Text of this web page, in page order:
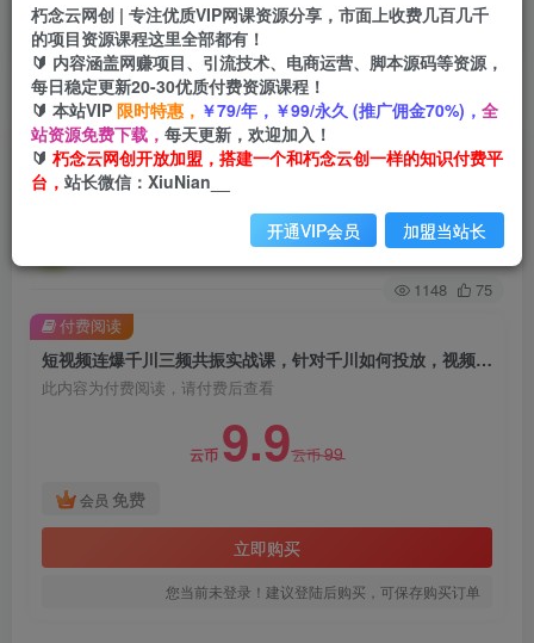
四导航 导航
APP下载
GO
首页 创业课程 会员免费 正文
短视频连爆千川三频共振实战课，针对千川如何投
放，视频如何打爆专门讲解
关注 私信
1148 75
短视频连爆千川三频共振实战课，针对千川如何投放，视频如何打爆专门讲解
此内容为付费阅读，请付费后查看
云币 9.9云币99
会员 免费
立即购买
您当前未登录！建议登陆后购买，可保存购买订单
付费阅读
朽念云网创 | 专注优质VIP网课资源分享，市面上收费几百几千
的项目资源课程这里全部都有！
🔰 内容涵盖网赚项目、引流技术、电商运营、脚本源码等资源，
每日稳定更新20-30优质付费资源课程！
🔰 本站VIP 限时特惠， ￥79/年，￥99/永久 (推广佣金70%)， 全
站资源免费下载， 每天更新，欢迎加入！
🔰 朽念云网创开放加盟，搭建一个和朽念云创一样的知识付费平
台， 站长微信：XiuNian__
开通VIP会员 加盟当站长